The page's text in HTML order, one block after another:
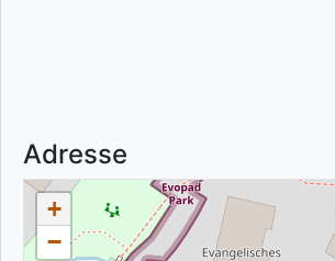
Adresse
+
−